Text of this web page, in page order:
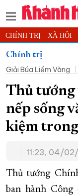
CHÍNH TRỊ XÃ HỘI
THỂ THAO
KHOA HỌC - CÔNG
THẾ GIỚI
PODCAST THÔNG
QUY HOẠCH TỈNH
CHUNG TAY CẢI
XÂY DỰNG NÔNG
TÀU - XE - MÁY BAY
Chính trị
Giải Búa Liềm Vàng
Thủ tướng
nếp sống
kiệm
11:23, 04/
Thủ tướng
ban hành